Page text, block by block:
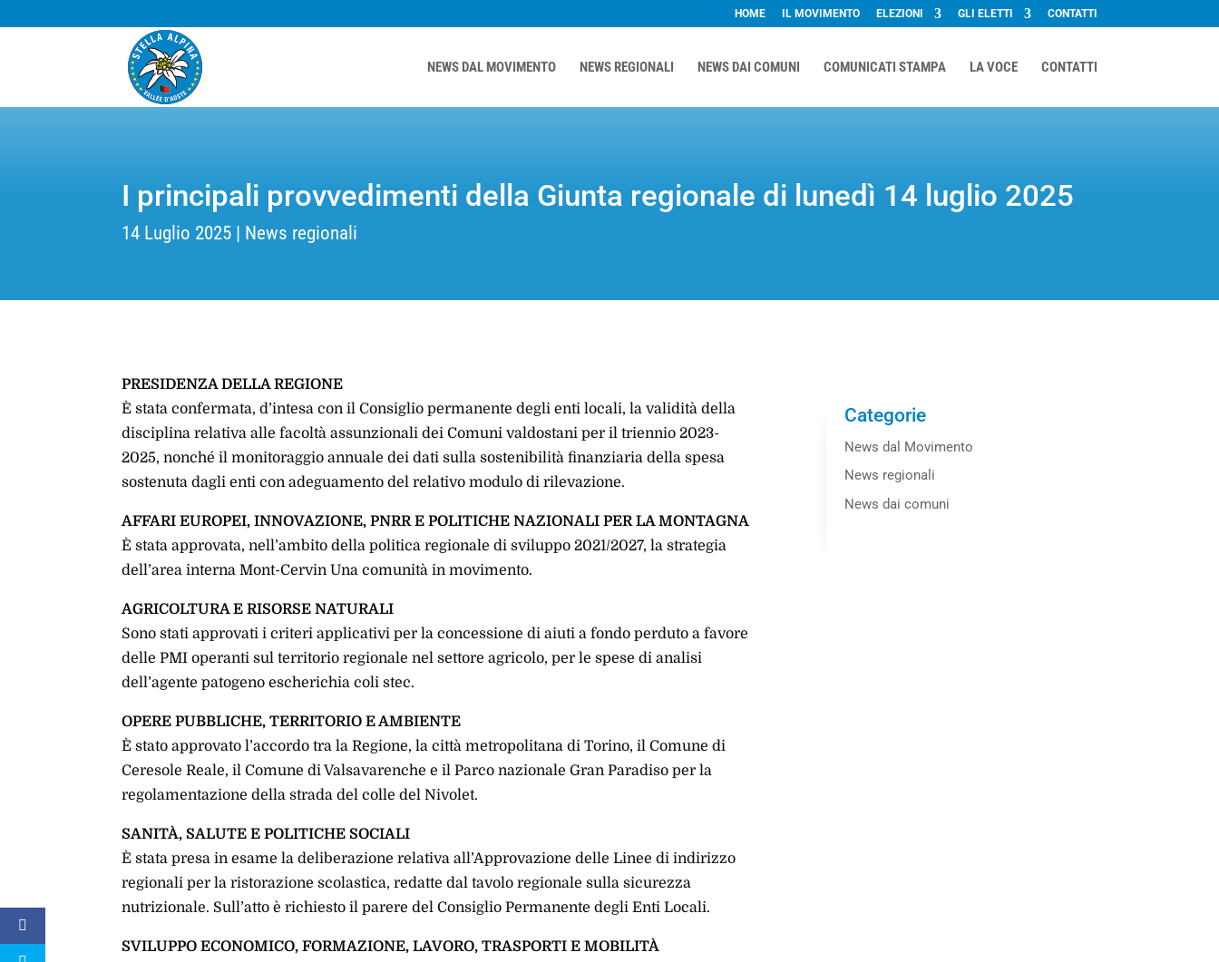
HOME IL MOVIMENTO ELEZIONI GLI ELETTI CONTATTI
NEWS DAL MOVIMENTO NEWS REGIONALI NEWS DAI COMUNI COMUNICATI STAMPA LA VOCE CONTATTI
I principali provvedimenti della Giunta regionale di lunedì 14 luglio 2025
14 Luglio 2025 News regionali
PRESIDENZA DELLA REGIONE
È stata confermata, d’intesa con il Consiglio permanente degli enti locali, la validità della
disciplina relativa alle facoltà assunzionali dei Comuni valdostani per il triennio 2023-
2025, nonché il monitoraggio annuale dei dati sulla sostenibilità finanziaria della spesa
sostenuta dagli enti con adeguamento del relativo modulo di rilevazione.
AFFARI EUROPEI, INNOVAZIONE, PNRR E POLITICHE NAZIONALI PER LA MONTAGNA
È stata approvata, nell’ambito della politica regionale di sviluppo 2021/2027, la strategia
dell’area interna Mont-Cervin Una comunità in movimento.
AGRICOLTURA E RISORSE NATURALI
Sono stati approvati i criteri applicativi per la concessione di aiuti a fondo perduto a favore
delle PMI operanti sul territorio regionale nel settore agricolo, per le spese di analisi
dell’agente patogeno escherichia coli stec.
OPERE PUBBLICHE, TERRITORIO E AMBIENTE
È stato approvato l’accordo tra la Regione, la città metropolitana di Torino, il Comune di
Ceresole Reale, il Comune di Valsavarenche e il Parco nazionale Gran Paradiso per la
regolamentazione della strada del colle del Nivolet.
SANITÀ, SALUTE E POLITICHE SOCIALI
È stata presa in esame la deliberazione relativa all’Approvazione delle Linee di indirizzo
regionali per la ristorazione scolastica, redatte dal tavolo regionale sulla sicurezza
nutrizionale. Sull’atto è richiesto il parere del Consiglio Permanente degli Enti Locali.
SVILUPPO ECONOMICO, FORMAZIONE, LAVORO, TRASPORTI E MOBILITÀ
Categorie
News dal Movimento
News regionali
News dai comuni